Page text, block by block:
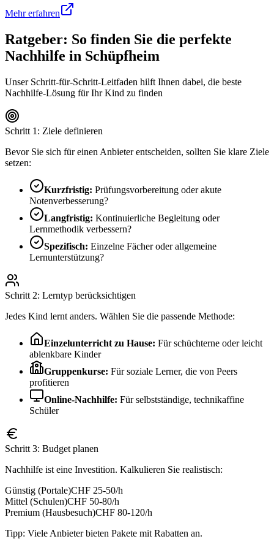
Mehr erfahren
Ratgeber: So finden Sie die perfekte
Nachhilfe in Schüpfheim
Unser Schritt-für-Schritt-Leitfaden hilft Ihnen dabei, die beste
Nachhilfe-Lösung für Ihr Kind zu finden
Schritt 1: Ziele definieren
Bevor Sie sich für einen Anbieter entscheiden, sollten Sie klare Ziele
setzen:
Kurzfristig: Prüfungsvorbereitung oder akute
Notenverbesserung?
Langfristig: Kontinuierliche Begleitung oder
Lernmethodik verbessern?
Spezifisch: Einzelne Fächer oder allgemeine
Lernunterstützung?
Schritt 2: Lerntyp berücksichtigen
Jedes Kind lernt anders. Wählen Sie die passende Methode:
Einzelunterricht zu Hause: Für schüchterne oder leicht
ablenkbare Kinder
Gruppenkurse: Für soziale Lerner, die von Peers
profitieren
Online-Nachhilfe: Für selbstständige, technikaffine
Schüler
Schritt 3: Budget planen
Nachhilfe ist eine Investition. Kalkulieren Sie realistisch:
Günstig (Portale)CHF 25-50/h
Mittel (Schulen)CHF 50-80/h
Premium (Hausbesuch)CHF 80-120/h
Tipp: Viele Anbieter bieten Pakete mit Rabatten an.